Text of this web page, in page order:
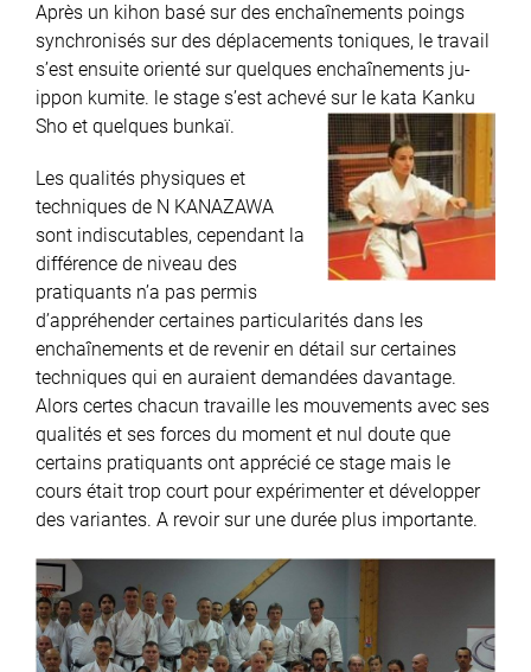
Après un kihon basé sur des enchaînements poings
synchronisés sur des déplacements toniques, le travail
s’est ensuite orienté sur quelques enchaînements ju-
ippon kumite. le stage s’est achevé sur le kata Kanku
Sho et quelques bunkaï.
Les qualités physiques et
techniques de N KANAZAWA
sont indiscutables, cependant la
différence de niveau des
pratiquants n’a pas permis
d’appréhender certaines particularités dans les
enchaînements et de revenir en détail sur certaines
techniques qui en auraient demandées davantage.
Alors certes chacun travaille les mouvements avec ses
qualités et ses forces du moment et nul doute que
certains pratiquants ont apprécié ce stage mais le
cours était trop court pour expérimenter et développer
des variantes. A revoir sur une durée plus importante.